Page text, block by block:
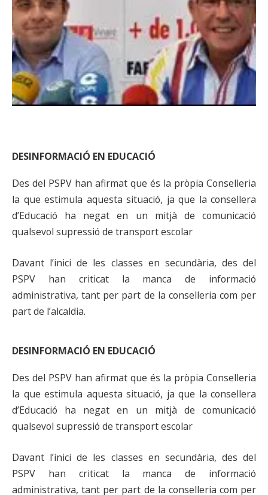
DESINFORMACIÓ EN EDUCACIÓ
Des del PSPV han afirmat que és la pròpia Conselleria
la que estimula aquesta situació, ja que la consellera
d’Educació ha negat en un mitjà de comunicació
qualsevol supressió de transport escolar
Davant l’inici de les classes en secundària, des del
PSPV han criticat la manca de informació
administrativa, tant per part de la conselleria com per
part de l’alcaldia.
DESINFORMACIÓ EN EDUCACIÓ
Des del PSPV han afirmat que és la pròpia Conselleria
la que estimula aquesta situació, ja que la consellera
d’Educació ha negat en un mitjà de comunicació
qualsevol supressió de transport escolar
Davant l’inici de les classes en secundària, des del
PSPV han criticat la manca de informació
administrativa, tant per part de la conselleria com per